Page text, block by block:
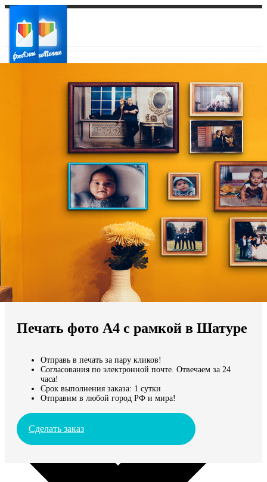
Ваш регион доставки
Выберите из списка:
Мы доставляем по всему миру
Продолжить без города
Печать фото А4 с рамкой в Шатуре
Отправь в печать за пару кликов!
Согласования по электронной почте. Отвечаем за 24
часа!
Срок выполнения заказа: 1 сутки
Отправим в любой город РФ и мира!
Сделать заказ